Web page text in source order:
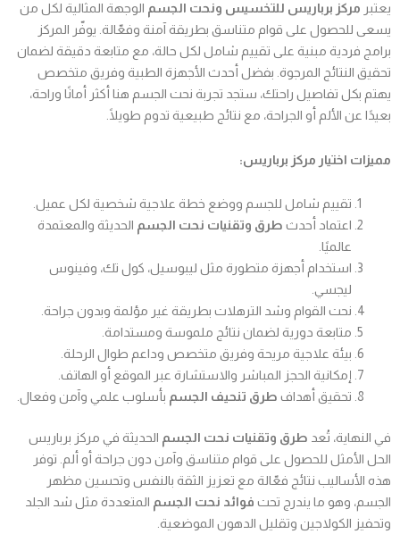
يعتبر مركز برباريس للتخسيس ونحت الجسم الوجهة المثالية لكل من
يسعى للحصول على قوام متناسق بطريقة آمنة وفعّالة. يوفّر المركز
برامج فردية مبنية على تقييم شامل لكل حالة، مع متابعة دقيقة لضمان
تحقيق النتائج المرجوة. بفضل أحدث الأجهزة الطبية وفريق متخصص
يهتم بكل تفاصيل راحتك، ستجد تجربة نحت الجسم هنا أكثر أمانًا وراحة،
بعيدًا عن الألم أو الجراحة، مع نتائج طبيعية تدوم طويلًا.
مميزات اختيار مركز برباريس:
تقييم شامل للجسم ووضع خطة علاجية شخصية لكل عميل.
اعتماد أحدث طرق وتقنيات نحت الجسم الحديثة والمعتمدة
عالميًا.
استخدام أجهزة متطورة مثل ليبوسيل، كول تك، وفينوس
ليجسي.
نحت القوام وشد الترهلات بطريقة غير مؤلمة وبدون جراحة.
متابعة دورية لضمان نتائج ملموسة ومستدامة.
بيئة علاجية مريحة وفريق متخصص وداعم طوال الرحلة.
إمكانية الحجز المباشر والاستشارة عبر الموقع أو الهاتف.
تحقيق أهداف طرق تنحيف الجسم بأسلوب علمي وآمن وفعال.
في النهاية، تُعد طرق وتقنيات نحت الجسم الحديثة في مركز برباريس
الحل الأمثل للحصول على قوام متناسق وآمن دون جراحة أو ألم. توفر
هذه الأساليب نتائج فعّالة مع تعزيز الثقة بالنفس وتحسين مظهر
الجسم، وهو ما يندرج تحت فوائد نحت الجسم المتعددة مثل شد الجلد
وتحفيز الكولاجين وتقليل الدهون الموضعية.